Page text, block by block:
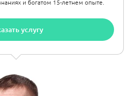
и богатом 15-летнем опыте.
услугу